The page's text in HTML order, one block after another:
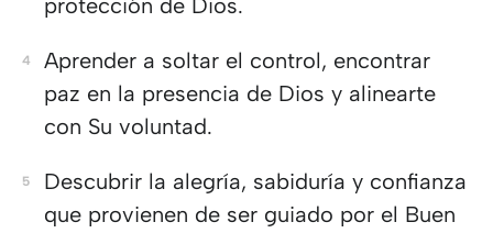
protección de Dios.
Aprender a soltar el control, encontrar
paz en la presencia de Dios y alinearte
con Su voluntad.
Descubrir la alegría, sabiduría y confianza
que provienen de ser guiado por el Buen